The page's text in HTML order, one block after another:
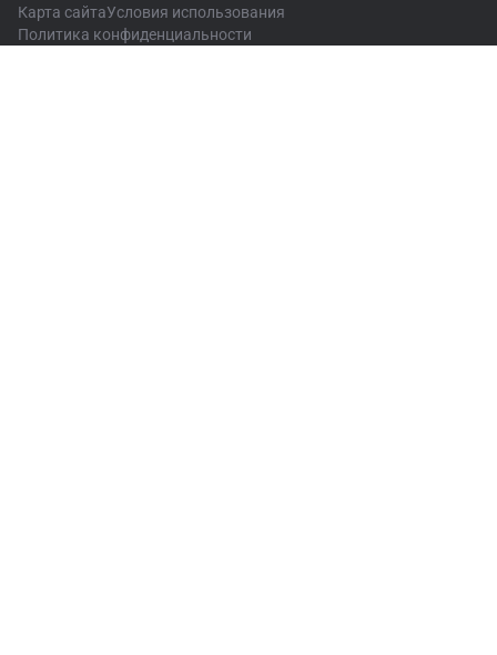
Карта сайтаУсловия использования
Политика конфиденциальности